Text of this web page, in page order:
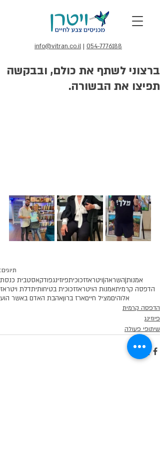
info@vitran.co.il | 054-7776188
ברצוני לשתף את כולם, ובבקשה
תפיצו את הבשורה.
תיוגים:
אמנות|השראה|ויטראזזכוכיתפיוזינגפודקאסטבית כנסת
הדפסה קרמיתאמנות הויטראזזכוכית בטיחותיתדלת ויטראז
אלוהיםמציל חייםארז ברוןאהבת האדם באשר הוע
הדפסה קרמית
פיוזינג
שיתופי פעולה